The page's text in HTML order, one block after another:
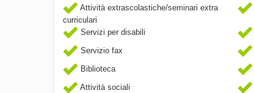
Attività extrascolastiche/seminari extra
curriculari
Servizi per disabili
Servizio fax
Biblioteca
Attività sociali